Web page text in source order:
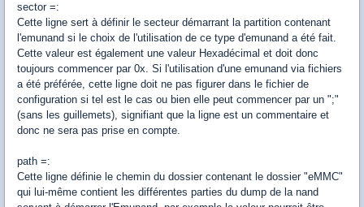
sector =:
Cette ligne sert à définir le secteur démarrant la partition contenant
l'emunand si le choix de l'utilisation de ce type d'emunand a été fait.
Cette valeur est également une valeur Hexadécimal et doit donc
toujours commencer par 0x. Si l'utilisation d'une emunand via fichiers
a été préférée, cette ligne doit ne pas figurer dans le fichier de
configuration si tel est le cas ou bien elle peut commencer par un ";"
(sans les guillemets), signifiant que la ligne est un commentaire et
donc ne sera pas prise en compte.
path =:
Cette ligne définie le chemin du dossier contenant le dossier "eMMC"
qui lui-même contient les différentes parties du dump de la nand